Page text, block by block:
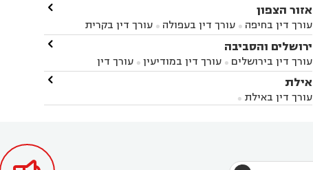
אזור הצפון
עורך דין בחיפה  עורך דין בעפולה 
עורך דין בקרית
אתא
עורך דין בנהריה עורך דין בראש פינה
עורך דין
בקרית שמונה
עורך דין במושב מגדים
במושב ציפורי
עורך דין בסח'נין עורך דין בעכו
עורך
דין בעמק הירדן
ביאליק
עורך דין במגדל העמק

ירושלים והסביבה
עורך דין בירושלים  עורך דין במודיעין 
עורך דין
בבית-שמש
עורך דין במבשרת ציון עורך דין בגיזו
עורך דין בגבעת זאב
בקרני שומרון  עורך דין בשורש 

אילת
עורך דין באילת 
